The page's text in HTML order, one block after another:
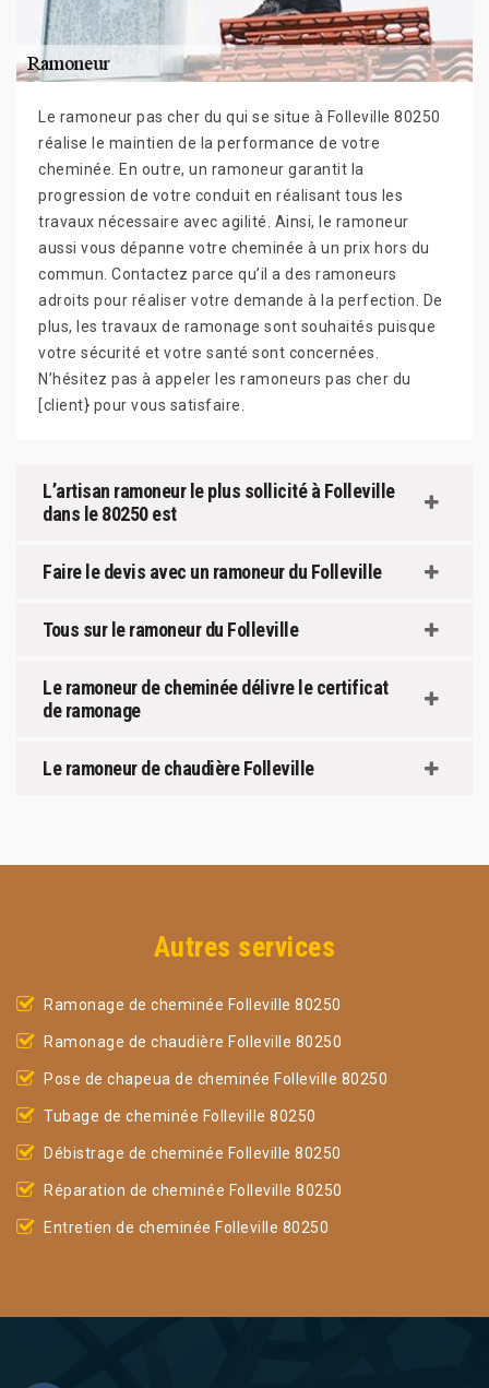
Le ramoneur pas cher du qui se situe à Folleville 80250
réalise le maintien de la performance de votre
cheminée. En outre, un ramoneur garantit la
progression de votre conduit en réalisant tous les
travaux nécessaire avec agilité. Ainsi, le ramoneur
aussi vous dépanne votre cheminée à un prix hors du
commun. Contactez parce qu’il a des ramoneurs
adroits pour réaliser votre demande à la perfection. De
plus, les travaux de ramonage sont souhaités puisque
votre sécurité et votre santé sont concernées.
N’hésitez pas à appeler les ramoneurs pas cher du
[client} pour vous satisfaire.
L’artisan ramoneur le plus sollicité à Folleville
dans le 80250 est
Faire le devis avec un ramoneur du Folleville
Tous sur le ramoneur du Folleville
Le ramoneur de cheminée délivre le certificat
de ramonage
Le ramoneur de chaudière Folleville
Autres services
Ramonage de cheminée Folleville 80250
Ramonage de chaudière Folleville 80250
Pose de chapeua de cheminée Folleville 80250
Tubage de cheminée Folleville 80250
Débistrage de cheminée Folleville 80250
Réparation de cheminée Folleville 80250
Entretien de cheminée Folleville 80250